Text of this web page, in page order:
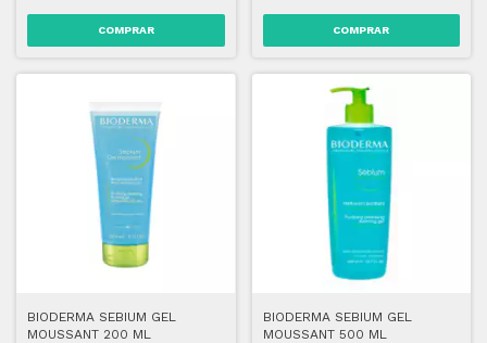
BIODERMA SEBIUM GEL
MOUSSANT 200 ML
BIODERMA SEBIUM GEL
MOUSSANT 500 ML